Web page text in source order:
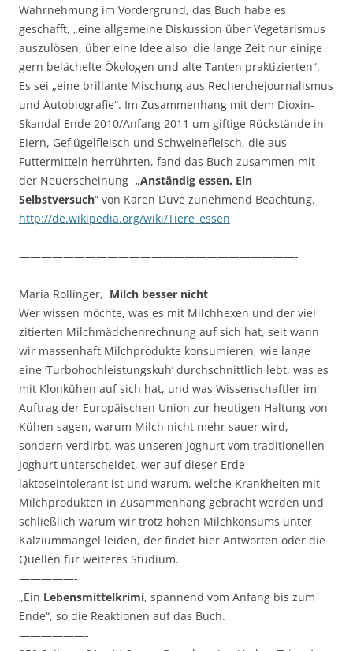
Wahrnehmung im Vordergrund, das Buch habe es
geschafft, „eine allgemeine Diskussion über Vegetarismus
auszulösen, über eine Idee also, die lange Zeit nur einige
gern belächelte Ökologen und alte Tanten praktizierten“.
Es sei „eine brillante Mischung aus Recherchejournalismus
und Autobiografie“. Im Zusammenhang mit dem Dioxin-
Skandal Ende 2010/Anfang 2011 um giftige Rückstände in
Eiern, Geflügelfleisch und Schweinefleisch, die aus
Futtermitteln herrührten, fand das Buch zusammen mit
der Neuerscheinung „Anständig essen. Ein
Selbstversuch“ von Karen Duve zunehmend Beachtung.
http://de.wikipedia.org/wiki/Tiere_essen
—————————————————————————-
Maria Rollinger, Milch besser nicht
Wer wissen möchte, was es mit Milchhexen und der viel
zitierten Milchmädchenrechnung auf sich hat, seit wann
wir massenhaft Milchprodukte konsumieren, wie lange
eine ‘Turbohochleistungskuh’ durchschnittlich lebt, was es
mit Klonkühen auf sich hat, und was Wissenschaftler im
Auftrag der Europäischen Union zur heutigen Haltung von
Kühen sagen, warum Milch nicht mehr sauer wird,
sondern verdirbt, was unseren Joghurt vom traditionellen
Joghurt unterscheidet, wer auf dieser Erde
laktoseintolerant ist und warum, welche Krankheiten mit
Milchprodukten in Zusammenhang gebracht werden und
schließlich warum wir trotz hohen Milchkonsums unter
Kalziummangel leiden, der findet hier Antworten oder die
Quellen für weiteres Studium.
—————-
„Ein Lebensmittelkrimi, spannend vom Anfang bis zum
Ende“, so die Reaktionen auf das Buch.
——————-